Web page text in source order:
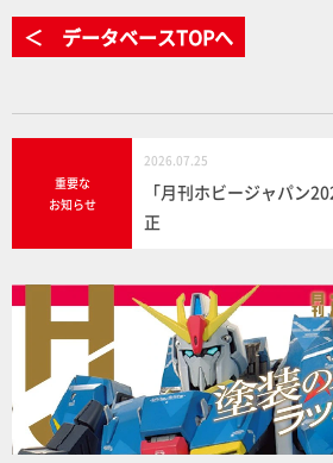
＜ データベースTOPへ
重要な
お知らせ
2026.07.25
「月刊ホビージャパン
正